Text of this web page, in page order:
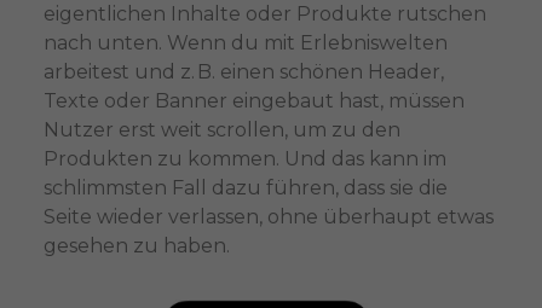
eigentlichen Inhalte oder Produkte rutschen
nach unten. Wenn du mit Erlebniswelten
arbeitest und z. B. einen schönen Header,
Texte oder Banner eingebaut hast, müssen
Nutzer erst weit scrollen, um zu den
Produkten zu kommen. Und das kann im
schlimmsten Fall dazu führen, dass sie die
Seite wieder verlassen, ohne überhaupt etwas
gesehen zu haben.